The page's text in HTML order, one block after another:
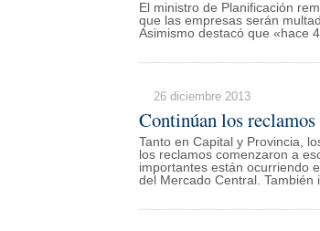
El ministro de Planificación
que las empresas serán
Asimismo destacó que «hace
26 diciembre 2013
Continúan los
Tanto en Capital y Provincia,
los reclamos comenzaron a
importantes están ocurriendo
del Mercado Central. También